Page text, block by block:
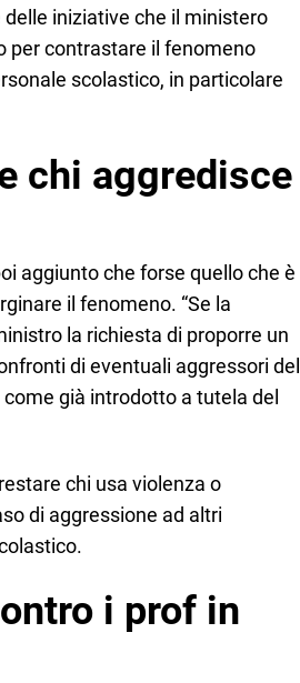
iniziative che il ministero
per contrastare il fenomeno
scolastico, in particolare
chi aggredisce
aggiunto che forse quello che è
il fenomeno. “Se la
la richiesta di proporre un
di eventuali aggressori del
come già introdotto a tutela del
chi usa violenza o
di aggressione ad altri
i prof in